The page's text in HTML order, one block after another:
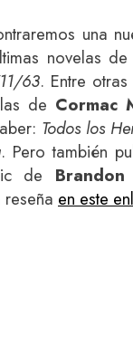
una
novelas de
63. Entre
de Cormac
Todos los
. Pero también
de
en este